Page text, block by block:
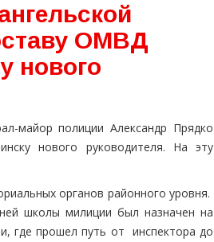
ОМВД
нового
майор полиции Александр Прядко
нового руководителя. На эту
органов районного уровня.
школы милиции был назначен на
где прошел путь от инспектора до